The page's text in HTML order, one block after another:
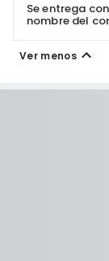
Se entrega
nombre del
Ver menos